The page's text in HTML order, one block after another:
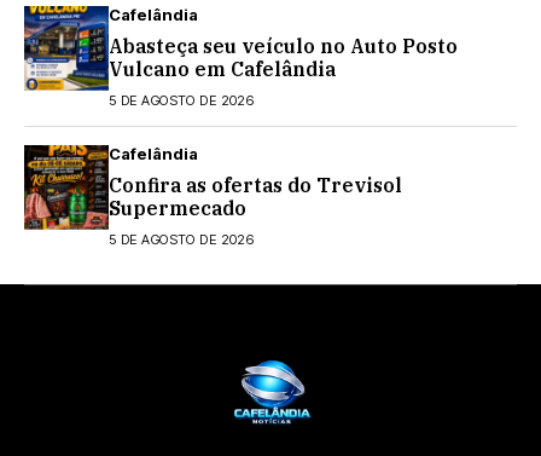
Cafelândia
Abasteça seu veículo no Auto Posto
Vulcano em Cafelândia
5 DE AGOSTO DE 2026
Cafelândia
Confira as ofertas do Trevisol
Supermecado
5 DE AGOSTO DE 2026